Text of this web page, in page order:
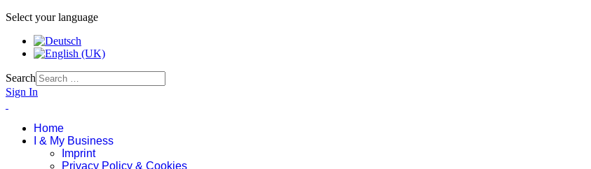
Select your language
Search
Sign In
Home
I & My Business
Imprint
Privacy Policy & Cookies